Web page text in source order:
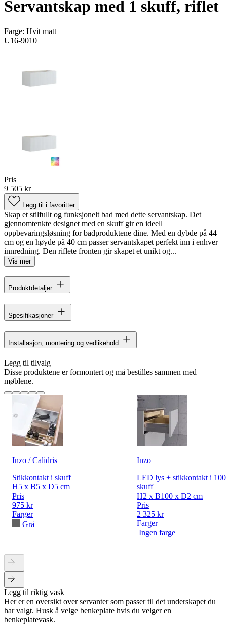
Servantskap med 1 skuff, riflet
Farge: Hvit matt
U16-9010
Pris
9 505 kr
Legg til i favoritter
Skap et stilfullt og funksjonelt bad med dette servantskap. Det
gjennomtenkte designet med en skuff gir en ideell
oppbevaringsløsning for badproduktene dine. Med en dybde på 44
cm og en høyde på 40 cm passer servantskapet perfekt inn i enhver
innredning. Den riflete fronten gir skapet et unikt og...
Vis mer
Produktdetaljer
Spesifikasjoner
Installasjon, montering og vedlikehold
Legg til tilvalg
Disse produktene er formontert og må bestilles sammen med
møblene.
Inzo / Calidris
Stikkontakt i skuff
H5 x B5 x D5 cm
Pris
975 kr
Farger
Grå
Inzo
LED lys + stikkontakt i
skuff
H2 x B100 x D2 cm
Pris
2 325 kr
Farger
Ingen farge
Legg til riktig vask
Her er en oversikt over servanter som passer til det underskapet du
har valgt. Husk å velge benkeplate hvis du velger en
benkeplatevask.